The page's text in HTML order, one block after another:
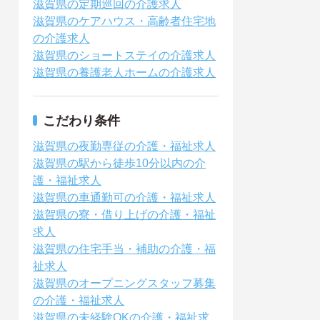
滋賀県の定期巡回の介護求人
滋賀県のケアハウス・高齢者住宅地
の介護求人
滋賀県のショートステイの介護求人
滋賀県の養護老人ホームの介護求人
こだわり条件
滋賀県の夜勤専従の介護・福祉求人
滋賀県の駅から徒歩10分以内の介
護・福祉求人
滋賀県の車通勤可の介護・福祉求人
滋賀県の寮・借り上げの介護・福祉
求人
滋賀県の住宅手当・補助の介護・福
祉求人
滋賀県のオープニングスタッフ募集
の介護・福祉求人
滋賀県の未経験OKの介護・福祉求